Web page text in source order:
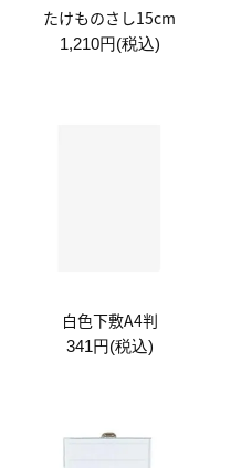
たけものさし15cm
1,210円(税込)
白色下敷A4判
341円(税込)